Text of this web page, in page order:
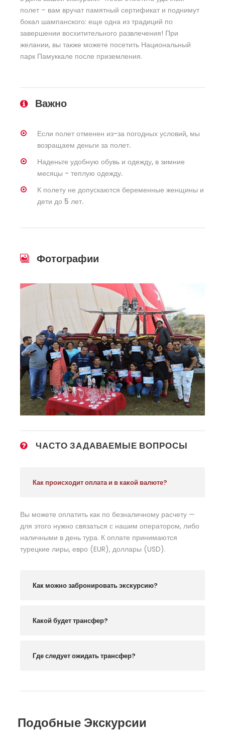
полет – вам вручат памятный сертификат и поднимут
бокал шампанского: еще одна из традиций по
завершении восхитительного развлечения! При
желании, вы также можете посетить Национальный
парк Памуккале после приземления.
Важно
Если полет отменен из-за погодных условий, мы
возращаем деньги за полет.
Наденьте удобную обувь и одежду, в зимние
месяцы - теплую одежду.
К полету не допускаются беременные женщины и
дети до 5 лет.
Фотографии
ЧАСТО ЗАДАВАЕМЫЕ ВОПРОСЫ
Как происходит оплата и в какой валюте?
Вы можете оплатить как по безналичному расчету —
для этого нужно связаться с нашим оператором, либо
наличными в день тура. К оплате принимаются
турецкие лиры, евро (EUR), доллары (USD).
Как можно забронировать экскурсию?
Какой будет трансфер?
Где следует ожидать трансфер?
Подобные Экскурсии